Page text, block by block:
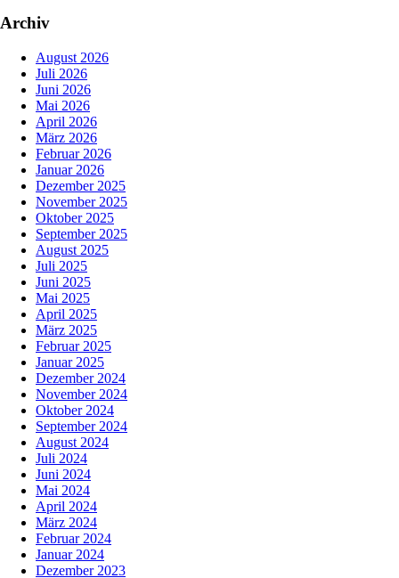
Archiv
August 2026
Juli 2026
Juni 2026
Mai 2026
April 2026
März 2026
Februar 2026
Januar 2026
Dezember 2025
November 2025
Oktober 2025
September 2025
August 2025
Juli 2025
Juni 2025
Mai 2025
April 2025
März 2025
Februar 2025
Januar 2025
Dezember 2024
November 2024
Oktober 2024
September 2024
August 2024
Juli 2024
Juni 2024
Mai 2024
April 2024
März 2024
Februar 2024
Januar 2024
Dezember 2023